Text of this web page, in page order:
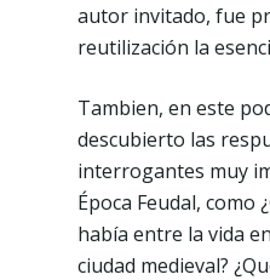
autor invitado, fue
reutilización la
Tambien, en este
descubierto las
interrogantes muy
Época Feudal, como
había entre la vida
ciudad medieval?